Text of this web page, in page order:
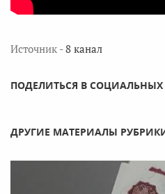
Источник -8 канал
ПОДЕЛИТЬСЯ В СОЦИАЛЬНЫХ
ДРУГИЕ МАТЕРИАЛЫ